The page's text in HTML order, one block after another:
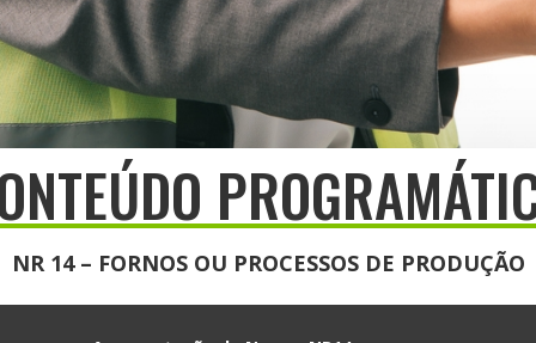
NR 14 – FORNOS OU PROCESSOS DE PRODUÇÃO